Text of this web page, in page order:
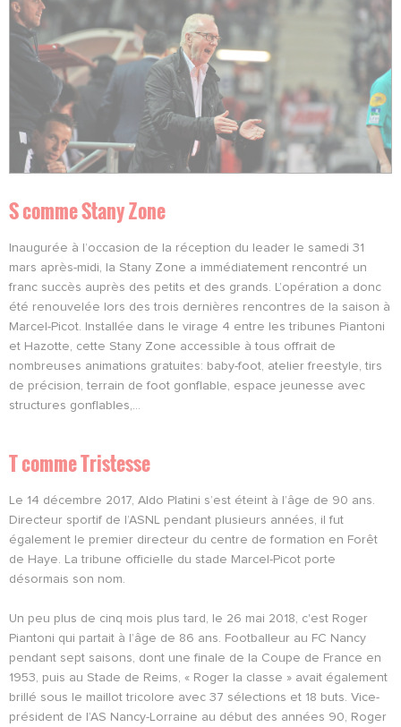
S comme Stany Zone
Inaugurée à l’occasion de la réception du leader le samedi 31
mars après-midi, la Stany Zone a immédiatement rencontré un
franc succès auprès des petits et des grands. L’opération a donc
été renouvelée lors des trois dernières rencontres de la saison à
Marcel-Picot. Installée dans le virage 4 entre les tribunes Piantoni
et Hazotte, cette Stany Zone accessible à tous offrait de
nombreuses animations gratuites: baby-foot, atelier freestyle, tirs
de précision, terrain de foot gonflable, espace jeunesse avec
structures gonflables,…
T comme Tristesse
Le 14 décembre 2017, Aldo Platini s’est éteint à l’âge de 90 ans.
Directeur sportif de l’ASNL pendant plusieurs années, il fut
également le premier directeur du centre de formation en Forêt
de Haye. La tribune officielle du stade Marcel-Picot porte
désormais son nom.
Un peu plus de cinq mois plus tard, le 26 mai 2018, c'est Roger
Piantoni qui partait à l’âge de 86 ans. Footballeur au FC Nancy
pendant sept saisons, dont une finale de la Coupe de France en
1953, puis au Stade de Reims, « Roger la classe » avait également
brillé sous le maillot tricolore avec 37 sélections et 18 buts. Vice-
président de l’AS Nancy-Lorraine au début des années 90, Roger